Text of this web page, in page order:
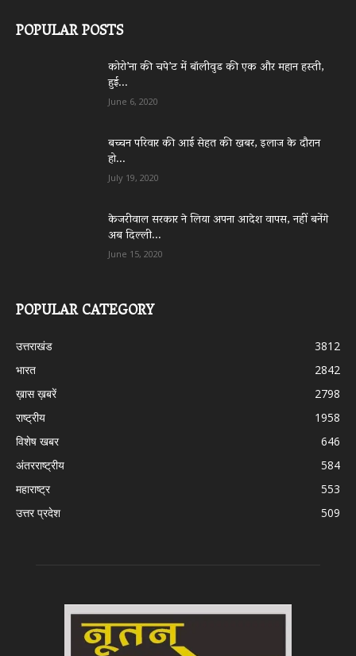
POPULAR POSTS
कोरो’ना की चपे’ट में बॉलीवुड की एक और महान हस्ती,
हुई...
June 6, 2020
बच्चन परिवार की आई सेहत की खबर, इलाज के दौरान
हो...
July 19, 2020
केजरीवाल सरकार ने लिया अपना आदेश वापस, नहीं बनेंगे
अब दिल्ली...
June 15, 2020
POPULAR CATEGORY
उत्तराखंड
3812
भारत
2842
ख़ास ख़बरें
2798
राष्ट्रीय
1958
विशेष खबर
646
अंतरराष्ट्रीय
584
महाराष्ट्र
553
उत्तर प्रदेश
509